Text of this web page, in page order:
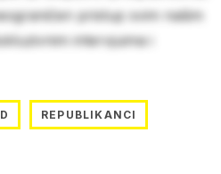
pristup svim našim
intervjuima i
REPUBLIKANCI